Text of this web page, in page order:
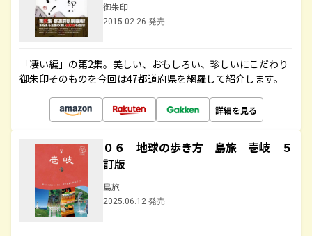
御朱印
2015.02.26 発売
「凄い編」の第2集。美しい、おもしろい、珍しいにこだわり
御朱印そのものを今回は47都道府県を網羅して紹介します。
詳細を見る
０６ 地球の歩き方 島旅 壱岐 ５
訂版
島旅
2025.06.12 発売